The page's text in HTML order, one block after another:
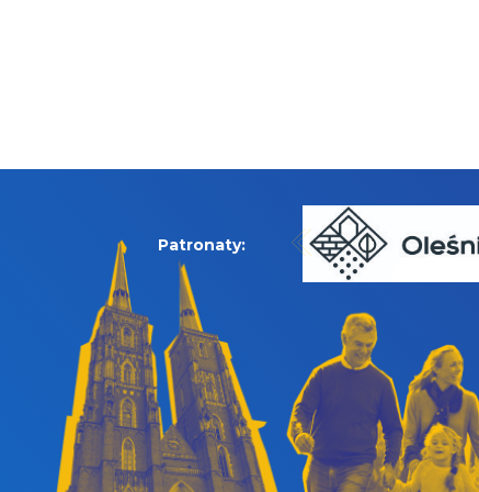
Patronaty: